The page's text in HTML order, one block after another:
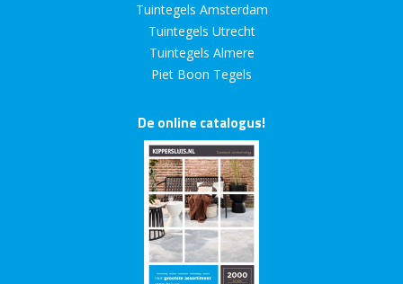
Tuintegels Amsterdam
Tuintegels Utrecht
Tuintegels Almere
Piet Boon Tegels
De online catalogus!